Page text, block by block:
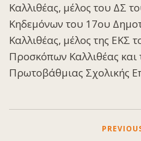
Καλλιθέας, μέλος του ΔΣ
Κηδεμόνων του 17ου
Καλλιθέας, μέλος της ΕΚΣ
Προσκόπων Καλλιθέας και
Πρωτοβάθμιας Σχολικής